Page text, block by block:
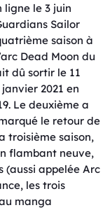
ligne le 3 juin
Sailor
saison à
Dead Moon du
dû sortir le 11
2021 en
Le deuxième a
le retour de
troisième saison,
flambant neuve,
(aussi appelée Arc
les trois
manga